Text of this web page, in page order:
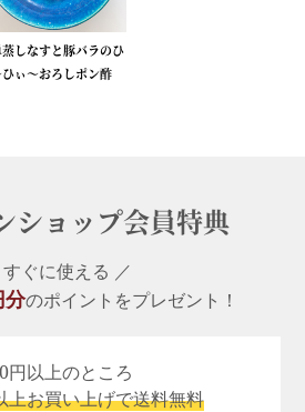
しなすと豚バラのひ
ひぃ～おろしポン酢
ショップ会員特典
すぐに使える ／
分のポイントをプレゼント！
円以上のところ
上お買い上げで送料無料